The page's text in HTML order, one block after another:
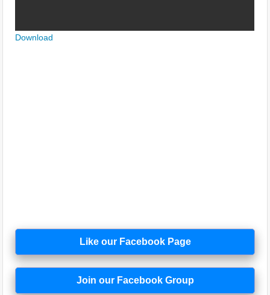
Download
Like our Facebook Page
Join our Facebook Group